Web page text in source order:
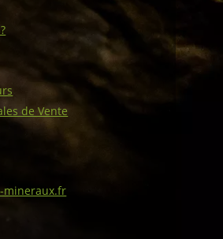
de Vente
mineraux.fr